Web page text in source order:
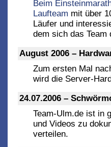
Beim
Laufteam mit über
Läufer und
dem sich das
August 2006 –
Zum ersten Mal
wird die Server-
24.07.2006 –
Team-Ulm.de ist in
und Videos zu
verteilen.